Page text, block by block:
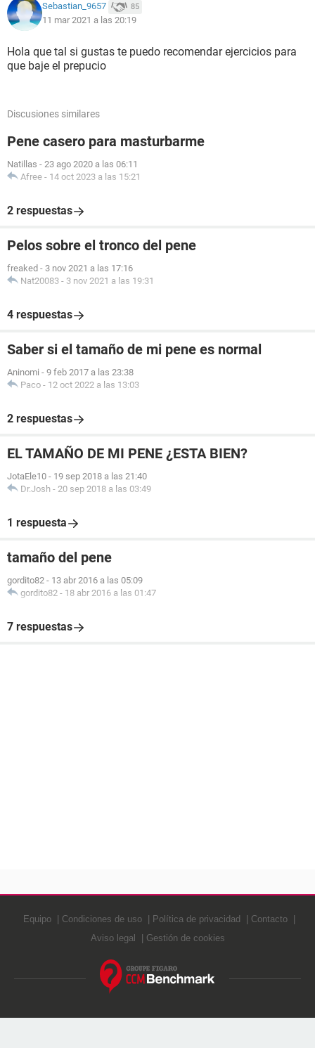
Sebastian_9657 85
11 mar 2021 a las 20:19
Hola que tal si gustas te puedo recomendar ejercicios para
que baje el prepucio
Discusiones similares
Pene casero para masturbarme
Natillas - 23 ago 2020 a las 06:11
Afree - 14 oct 2023 a las 15:21
2 respuestas
Pelos sobre el tronco del pene
freaked - 3 nov 2021 a las 17:16
Nat20083 - 3 nov 2021 a las 19:31
4 respuestas
Saber si el tamaño de mi pene es normal
Aninomi - 9 feb 2017 a las 23:38
Paco - 12 oct 2022 a las 13:03
2 respuestas
EL TAMAÑO DE MI PENE ¿ESTA BIEN?
JotaEle10 - 19 sep 2018 a las 21:40
Dr.Josh - 20 sep 2018 a las 03:49
1 respuesta
tamaño del pene
gordito82 - 13 abr 2016 a las 05:09
gordito82 - 18 abr 2016 a las 01:47
7 respuestas
Equipo Condiciones de uso Política de privacidad
Contacto
Aviso legal
Gestión de cookies